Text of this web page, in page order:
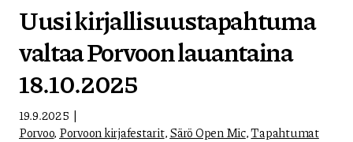
Uusi kirjallisuustapahtuma
valtaa Porvoon lauantaina
18.10.2025
19.9.2025
Porvoo, Porvoon kirjafestarit,Särö Open Mic,Tapahtumat